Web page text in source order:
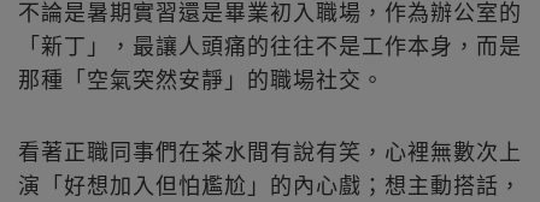
不論是暑期實習還是畢業初入職場，作為辦公室的
「新丁」，最讓人頭痛的往往不是工作本身，而是
那種「空氣突然安靜」的職場社交。
看著正職同事們在茶水間有說有笑，心裡無數次上
演「好想加入但怕尷尬」的內心戲；想主動搭話，